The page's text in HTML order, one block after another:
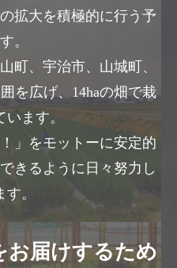
拡大を積極的に行う予
。
町、宇治市、山城町、
を広げ、14haの畑で栽
ます。
」をモットーに安定的
きるように日々努力し
。
お届けするため